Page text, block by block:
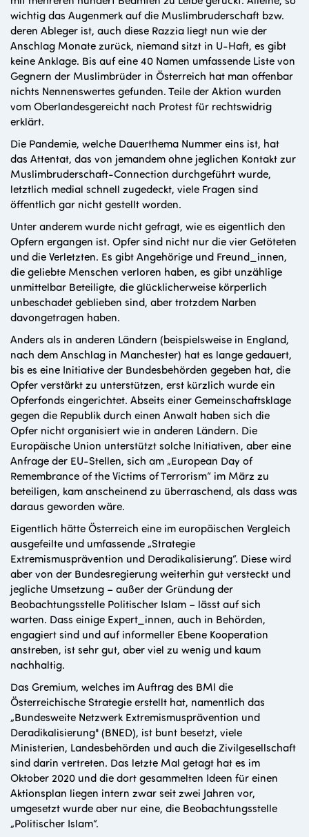
wichtig das Augenmerk auf die Muslimbruderschaft bzw.
deren Ableger ist, auch diese Razzia liegt nun wie der
Anschlag Monate zurück, niemand sitzt in U-Haft, es gibt
keine Anklage. Bis auf eine 40 Namen umfassende Liste von
Gegnern der Muslimbrüder in Österreich hat man offenbar
nichts Nennenswertes gefunden. Teile der Aktion wurden
vom Oberlandesgereicht nach Protest für rechtswidrig
erklärt.
Die Pandemie, welche Dauerthema Nummer eins ist, hat
das Attentat, das von jemandem ohne jeglichen Kontakt zur
Muslimbruderschaft-Connection durchgeführt wurde,
letztlich medial schnell zugedeckt, viele Fragen sind
öffentlich gar nicht gestellt worden.
Unter anderem wurde nicht gefragt, wie es eigentlich den
Opfern ergangen ist. Opfer sind nicht nur die vier Getöteten
und die Verletzten. Es gibt Angehörige und Freund_innen,
die geliebte Menschen verloren haben, es gibt unzählige
unmittelbar Beteiligte, die glücklicherweise körperlich
unbeschadet geblieben sind, aber trotzdem Narben
davongetragen haben.
Anders als in anderen Ländern (beispielsweise in England,
nach dem Anschlag in Manchester) hat es lange gedauert,
bis es eine Initiative der Bundesbehörden gegeben hat, die
Opfer verstärkt zu unterstützen, erst kürzlich wurde ein
Opferfonds eingerichtet. Abseits einer Gemeinschaftsklage
gegen die Republik durch einen Anwalt haben sich die
Opfer nicht organisiert wie in anderen Ländern. Die
Europäische Union unterstützt solche Initiativen, aber eine
Anfrage der EU-Stellen, sich am „European Day of
Remembrance of the Victims of Terrorism“ im März zu
beteiligen, kam anscheinend zu überraschend, als dass was
daraus geworden wäre.
Eigentlich hätte Österreich eine im europäischen Vergleich
ausgefeilte und umfassende „Strategie
Extremismusprävention und Deradikalisierung“. Diese wird
aber von der Bundesregierung weiterhin gut versteckt und
jegliche Umsetzung – außer der Gründung der
Beobachtungsstelle Politischer Islam – lässt auf sich
warten. Dass einige Expert_innen, auch in Behörden,
engagiert sind und auf informeller Ebene Kooperation
anstreben, ist sehr gut, aber viel zu wenig und kaum
nachhaltig.
Das Gremium, welches im Auftrag des BMI die
Österreichische Strategie erstellt hat, namentlich das
„Bundesweite Netzwerk Extremismusprävention und
Deradikalisierung" (BNED), ist bunt besetzt, viele
Ministerien, Landesbehörden und auch die Zivilgesellschaft
sind darin vertreten. Das letzte Mal getagt hat es im
Oktober 2020 und die dort gesammelten Ideen für einen
Aktionsplan liegen intern zwar seit zwei Jahren vor,
umgesetzt wurde aber nur eine, die Beobachtungsstelle
„Politischer Islam“.